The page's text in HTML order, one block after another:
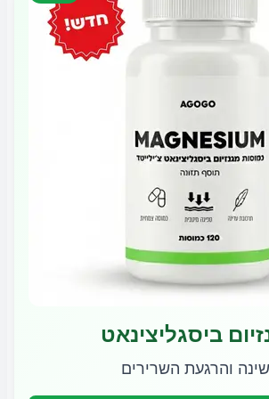
ביסגליצינאט
והרגעת השרירים